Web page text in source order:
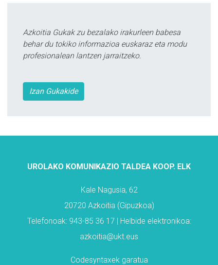
Azkoitia Gukak zu bezalako irakurleen babesa
behar du tokiko informazioa euskaraz eta modu
profesionalean lantzen jarraitzeko.
Izan Gukakide
UROLAKO KOMUNIKAZIO TALDEA KOOP. ELK
Kale Nagusia, 62
20720 Azkoitia (Gipuzkoa)
Telefonoak: 943-85 36 17 | Helbide elektronikoa:
azkoitia@ukt.eus
Codesyntaxek garatua